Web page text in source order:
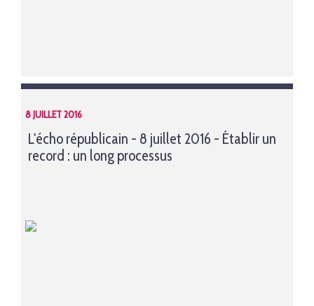
8 JUILLET 2016
L'écho républicain - 8 juillet 2016 - Établir un
record : un long processus